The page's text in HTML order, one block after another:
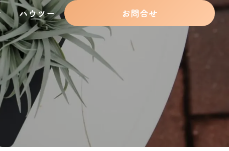
ハウツー お問合せ